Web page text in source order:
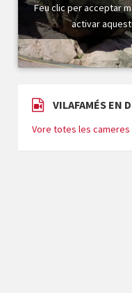
Feu clic per acceptar
activar
VILAFAMÉS EN
Vore totes les